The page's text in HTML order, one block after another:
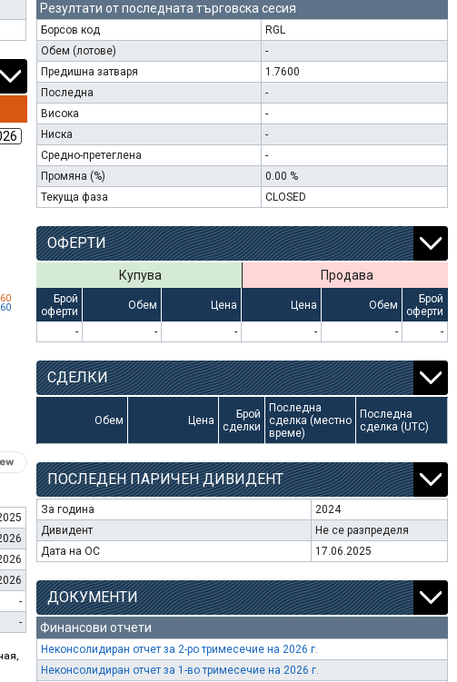
-
-
Резултати от последната търговска сесия
Борсов код
RGL
Обем (лотове)
-
Предишна затваря
1.7600
Последна
-
Висока
-
Ниска
-
Средно-претеглена
-
Промяна (%)
0.00 %
Текуща фаза
CLOSED
ОФЕРТИ
Купува Продава
Брой
оферти
Обем Цена Цена Обем
Брой
оферти
-
- - - - -
СДЕЛКИ
Обем Цена
Брой
сделки
Последна
сделка (местно
време)
Последна
сделка (UTC)
ПОСЛЕДЕН ПАРИЧЕН ДИВИДЕНТ
За година
2024
Дивидент
Не се разпределя
Дата на ОС
17.06.2025
ДОКУМЕНТИ
Финансови отчети
Неконсолидиран отчет за 2-ро тримесечие на 2026 г.
Неконсолидиран отчет за 1-во тримесечие на 2026 г.